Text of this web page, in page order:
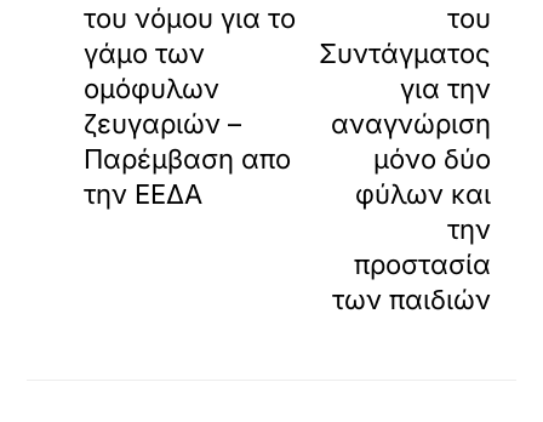
του νόμου για το
γάμο των
ομόφυλων
ζευγαριών –
Παρέμβαση απο
την ΕΕΔΑ
του
Συντάγματος
για την
αναγνώριση
μόνο δύο
φύλων και
την
προστασία
των παιδιών